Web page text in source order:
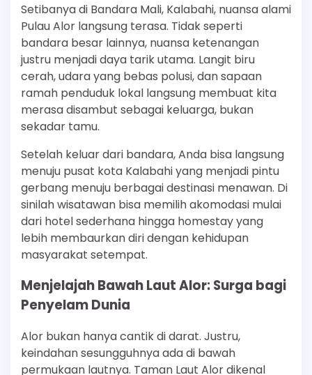
Setibanya di Bandara Mali, Kalabahi, nuansa alami
Pulau Alor langsung terasa. Tidak seperti
bandara besar lainnya, nuansa ketenangan
justru menjadi daya tarik utama. Langit biru
cerah, udara yang bebas polusi, dan sapaan
ramah penduduk lokal langsung membuat kita
merasa disambut sebagai keluarga, bukan
sekadar tamu.
Setelah keluar dari bandara, Anda bisa langsung
menuju pusat kota Kalabahi yang menjadi pintu
gerbang menuju berbagai destinasi menawan. Di
sinilah wisatawan bisa memilih akomodasi mulai
dari hotel sederhana hingga homestay yang
lebih membaurkan diri dengan kehidupan
masyarakat setempat.
Menjelajah Bawah Laut Alor: Surga bagi
Penyelam Dunia
Alor bukan hanya cantik di darat. Justru,
keindahan sesungguhnya ada di bawah
permukaan lautnya. Taman Laut Alor dikenal